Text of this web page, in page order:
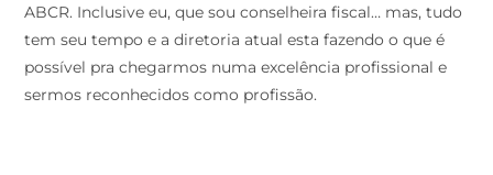
ABCR. Inclusive eu, que sou conselheira fiscal… mas, tudo
tem seu tempo e a diretoria atual esta fazendo o que é
possível pra chegarmos numa excelência profissional e
sermos reconhecidos como profissão.